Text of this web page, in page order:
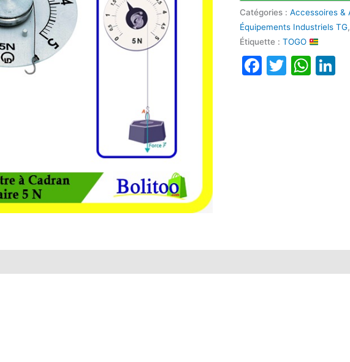
Catégories :Accessoires &
Équipements Industriels TG
Étiquette :TOGO
Facebook
Twitter